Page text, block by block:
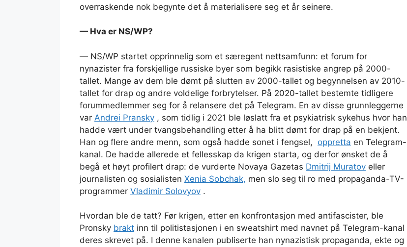
overraskende nok begynte det å materialisere seg et år seinere.
— Hva er NS/WP?
— NS/WP startet opprinnelig som et særegent nettsamfunn: et forum for
nynazister fra forskjellige russiske byer som begikk rasistiske angrep på 2000-
tallet. Mange av dem ble dømt på slutten av 2000-tallet og begynnelsen av 2010-
tallet for drap og andre voldelige forbrytelser. På 2020-tallet bestemte tidligere
forummedlemmer seg for å relansere det på Telegram. En av disse grunnleggerne
var Andrei Pransky , som tidlig i 2021 ble løslatt fra et psykiatrisk sykehus hvor han
hadde vært under tvangsbehandling etter å ha blitt dømt for drap på en bekjent.
Han og flere andre menn, som også hadde sonet i fengsel, oppretta en Telegram-
kanal. De hadde allerede et fellesskap da krigen starta, og derfor ønsket de å
begå et høyt profilert drap: de vurderte Novaya Gazetas Dmitrij Muratov eller
journalisten og sosialisten Xenia Sobchak, men slo seg til ro med propaganda-TV-
programmer Vladimir Solovyov .
Hvordan ble de tatt? Før krigen, etter en konfrontasjon med antifascister, ble
Pronsky brakt inn til politistasjonen i en sweatshirt med navnet på Telegram-kanal
deres skrevet på. I denne kanalen publiserte han nynazistisk propaganda, ekte og